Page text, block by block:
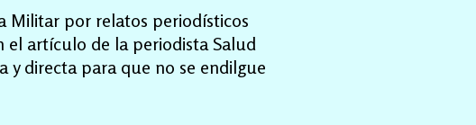
Militar por relatos periodísticos
el artículo de la periodista Salud
directa para que no se endilgue